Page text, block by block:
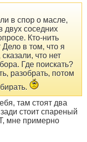
в спор о масле,
двух соседних
Кто-нить
в том, что я
что нет
Где поискать?
разобрать, потом
там стоят два
стоит спареный
мне примерно